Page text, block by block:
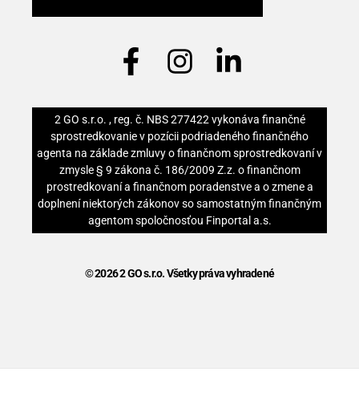
2 GO s.r.o. , reg. č. NBS 277422 vykonáva finančné
sprostredkovanie v pozícii podriadeného finančného
agenta na základe zmluvy o finančnom sprostredkovaní v
zmysle § 9 zákona č. 186/2009 Z.z. o finančnom
prostredkovaní a finančnom poradenstve a o zmene a
doplnení niektorých zákonov so samostatným finančným
agentom spoločnosťou Finportal a.s.
© 2026 2 GO s.r.o. Všetky práva vyhradené